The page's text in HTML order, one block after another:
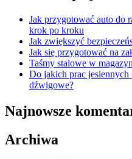
Jak przygotować auto do
krok po kroku
Jak zwiększyć
Jak się przygotować na
Taśmy stalowe w
Do jakich prac jesiennych
dźwigowe?
Najnowsze
Archiwa